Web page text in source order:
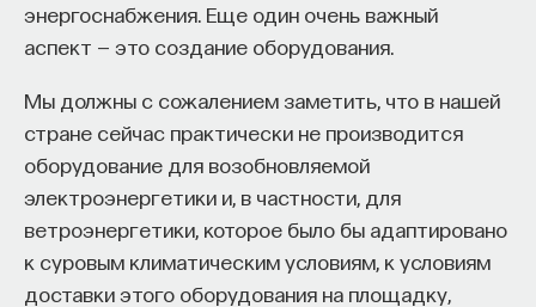
энергоснабжения. Еще один очень важный
аспект — это создание оборудования.
Мы должны с сожалением заметить, что в нашей
стране сейчас практически не производится
оборудование для возобновляемой
электроэнергетики и, в частности, для
ветроэнергетики, которое было бы адаптировано
к суровым климатическим условиям, к условиям
доставки этого оборудования на площадку,